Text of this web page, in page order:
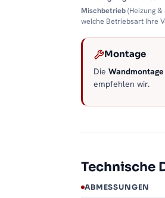
Mischbetrieb(Heizung
welche Betriebsart Ihre
Montage
Die Wandmontage
empfehlen wir.
Technische
ABMESSUNGEN